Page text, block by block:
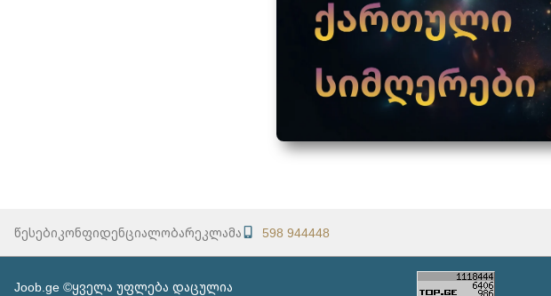
წესები კონფიდენციალობარეკლამა 598 944448
Joob.ge ©ყველა უფლება დაცულია